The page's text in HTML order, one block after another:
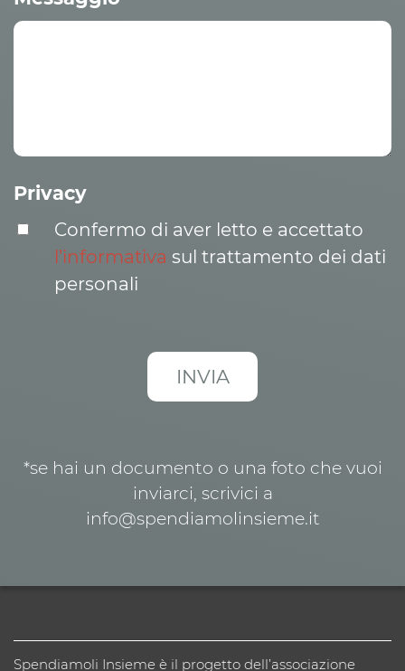
Privacy
Confermo di aver letto e accettato
l’informativa sul trattamento dei dati
personali
*se hai un documento o una foto che vuoi
inviarci, scrivici a
info@spendiamolinsieme.it
Spendiamoli Insieme è il progetto dell’associazione